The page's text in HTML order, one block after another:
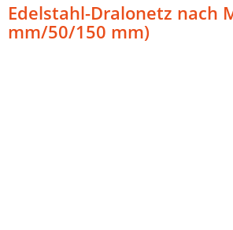
Edelstahl-Dralonetz nach
mm/50/150 mm)